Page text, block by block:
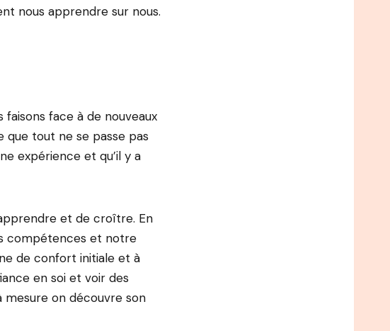
nous apprendre sur nous.
faisons face à de nouveaux
que tout ne se passe pas
expérience et qu’il y a
et de croître. En
compétences et notre
de confort initiale et à
en soi et voir des
mesure on découvre son